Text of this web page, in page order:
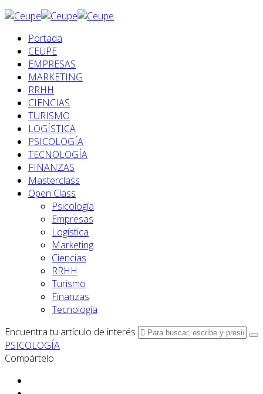
Portada
CEUPE
EMPRESAS
MARKETING
RRHH
CIENCIAS
TURISMO
LOGÍSTICA
PSICOLOGÍA
TECNOLOGÍA
FINANZAS
Masterclass
Open Class
Psicología
Empresas
Logística
Marketing
Ciencias
RRHH
Turismo
Finanzas
Tecnología
Encuentra tu artículo de interés
PSICOLOGÍA
Compártelo